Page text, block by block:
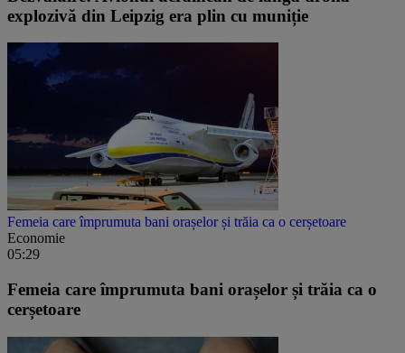
explozivă din Leipzig era plin cu muniție
Femeia care împrumuta bani orașelor și trăia ca o cerșetoare
Economie
05:29
Femeia care împrumuta bani orașelor și trăia ca o
cerșetoare